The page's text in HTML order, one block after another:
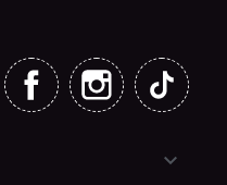
FACEBOOK INSTAGRAM
